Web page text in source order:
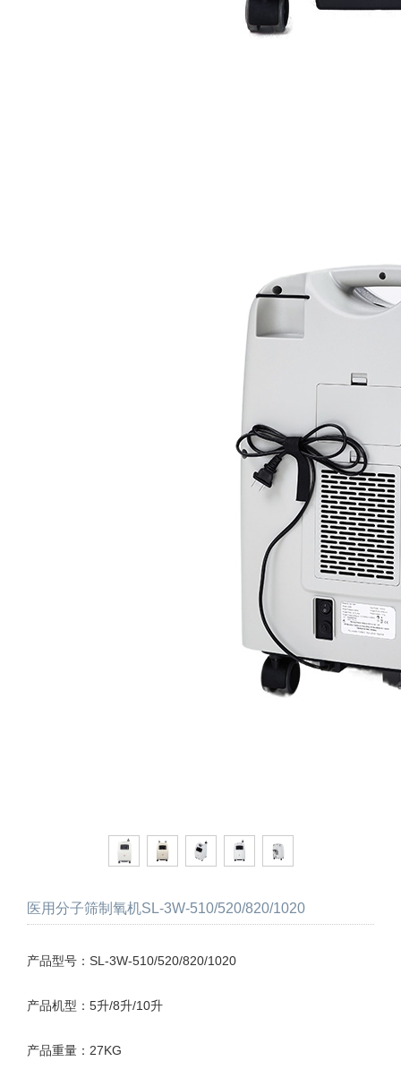
医用分子筛制氧机SL-3W-510/520/820/1020
产品型号：SL-3W-510/520/820/1020
产品机型：5升/8升/10升
产品重量：27KG